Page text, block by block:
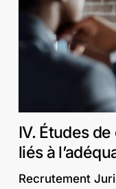
IV. Études
liés à
Recrutement